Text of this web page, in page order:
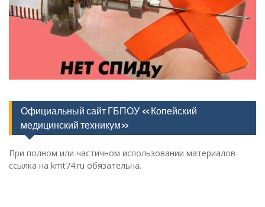
Официальный сайт ГБПОУ «Копейский
медицинский техникум»
При полном или частичном использовании материалов
ссылка на kmt74.ru обязательна.